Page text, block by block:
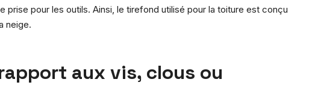
pour les outils. Ainsi, le tirefond utilisé pour la toiture est conçu
neige.
aux vis, clous ou